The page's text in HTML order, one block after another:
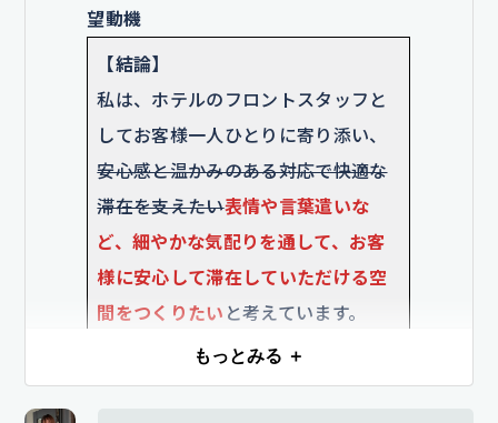
て、相手の立場に立った接客が信頼
につながることを実感しました。
添削コメント｜「事前に把握」「さりげなく調
整」などでは曖昧で、どのように把握したのか、
す。添削後は、行動の内容を具体化することによ
って、行動力と接客の工夫が読み手に伝わる文章
になっています。
【企業を選んだ理由】
貴社はお客様の満足度を第一に考え
たサービスを徹底しており、
フの細やかな気配りやホスピタリテ
望動機
【結論】
私は、ホテルのフロントスタッフと
してお客様一人ひとりに寄り添い、
安心感と温かみのある対応で快適な
滞在を支えたい表情や言葉遣いな
ど、細やかな気配りを通して、お客
様に安心して滞在していただける空
間をつくりたい と考えています。
添削コメント｜「安心感と温かみのある対応」と
いう表現は抽象でどういった行動を通して支えた
もっとみる ＋